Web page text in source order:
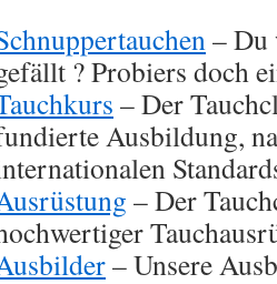
– Du
? Probiers doch
– Der
Ausbildung,
– Der
– Unsere